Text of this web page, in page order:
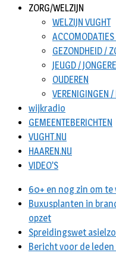
ZORG/WELZIJN
WELZIJN VUGHT
GEZONDHEID /
JEUGD /
OUDEREN
VERENIGINGEN /
wijkradio
GEMEENTEBERICHTEN
VUGHT.NU
HAAREN.NU
VIDEO’S
60+ en nog zin om te
Buxusplanten in
opzet
Spreidingswet
Bericht voor de